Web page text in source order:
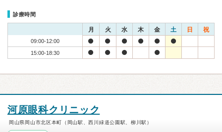
診療時間
月 火 水 木 金 土 日 祝
09:00-12:00
15:00-18:30
河原眼科クリニック
岡山県岡山市北区本町（岡山駅、西川緑道公園駅、柳川駅）